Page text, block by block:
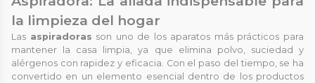
la limpieza del hogar
Las aspiradoras son uno de los aparatos más prácticos para
mantener la casa limpia, ya que elimina polvo, suciedad y
alérgenos con rapidez y eficacia. Con el paso del tiempo, se ha
convertido en un elemento esencial dentro de los productos